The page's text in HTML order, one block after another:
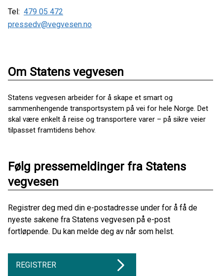
Tel: 479 05 472
pressedv@vegvesen.no
Om Statens vegvesen
Statens vegvesen arbeider for å skape et smart og
sammenhengende transportsystem på vei for hele Norge. Det
skal være enkelt å reise og transportere varer – på sikre veier
tilpasset framtidens behov.
Følg pressemeldinger fra Statens
vegvesen
Registrer deg med din e-postadresse under for å få de
nyeste sakene fra Statens vegvesen på e-post
fortløpende. Du kan melde deg av når som helst.
REGISTRER